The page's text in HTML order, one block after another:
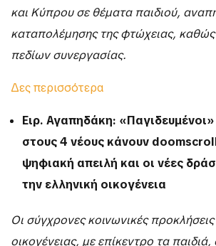
και Κύπρου σε θέματα παιδιού,
καταπολέμησης της φτώχειας, καθώς
πεδίων συνεργασίας.
Δες περισσότερα
Ειρ. Αγαπηδάκη:
στους 4 νέους κάνουν
ψηφιακή απειλή και οι νέες
την ελληνική οικογένεια
Οι σύγχρονες κοινωνικές προκλήσεις
οικογένειας, με επίκεντρο τα